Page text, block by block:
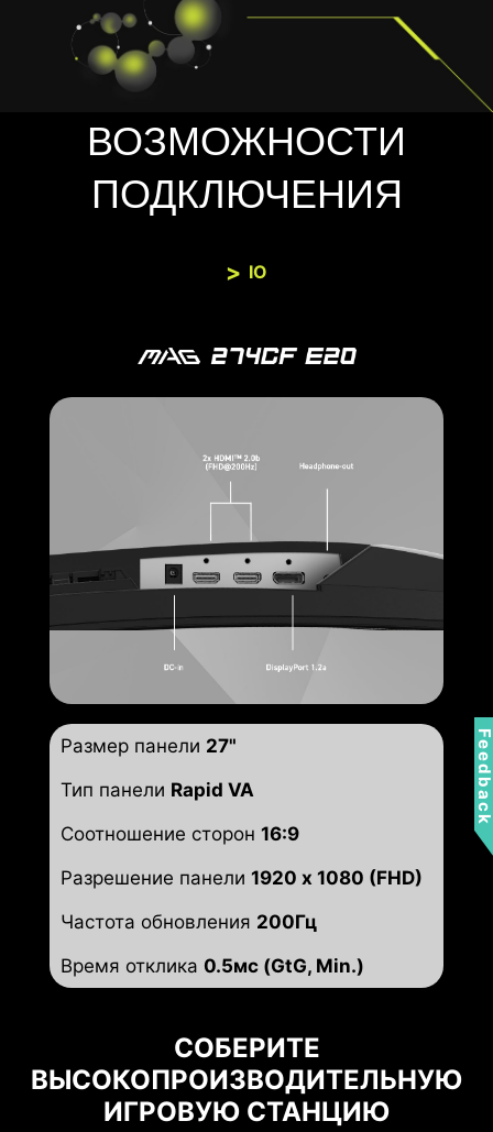
ВОЗМОЖНОСТИ
ПОДКЛЮЧЕНИЯ
IO
Размер панели 27"
Тип панели Rapid VA
Соотношение сторон 16:9
Разрешение панели 1920 x 1080 (FHD)
Частота обновления 200Гц
Время отклика 0.5мс (GtG, Min.)
СОБЕРИТЕ
ВЫСОКОПРОИЗВОДИТЕЛЬНУЮ
ИГРОВУЮ СТАНЦИЮ